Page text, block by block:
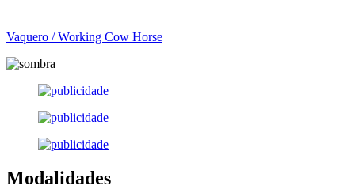
Vaquero / Working Cow Horse
Modalidades